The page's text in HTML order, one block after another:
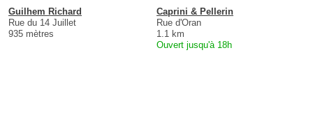
Guilhem Richard
Rue du 14 Juillet
935 mètres
Caprini & Pellerin
Rue d'Oran
1.1 km
Ouvert jusqu'à 18h